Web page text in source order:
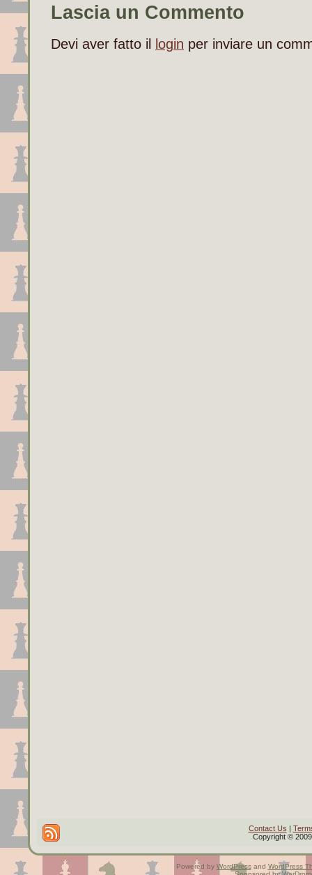
Lascia un Commento
Devi aver fatto il login per inviare un
Contact Us |
Copyright ©
Powered by WordPressand WordPress